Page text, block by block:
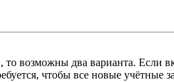
возможны два варианта. Если
чтобы все новые учётные